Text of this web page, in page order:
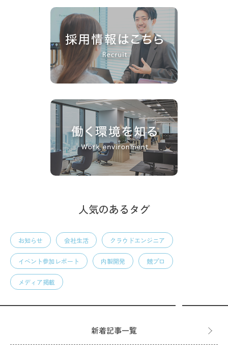
人気のあるタグ
お知らせ 会社生活 クラウドエンジニア
イベント参加レポート 内製開発 競プロ
メディア掲載
新着記事一覧